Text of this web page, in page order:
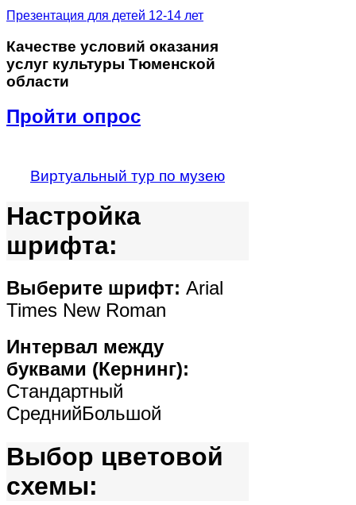
Презентация для детей 12-14 лет
Качестве условий оказания
услуг культуры Тюменской
области
Пройти опрос
Виртуальный тур по музею
Настройка
шрифта:
Выберите шрифт: Arial
Times New Roman
Интервал между
буквами (Кернинг):
Стандартный
СреднийБольшой
Выбор цветовой
схемы: